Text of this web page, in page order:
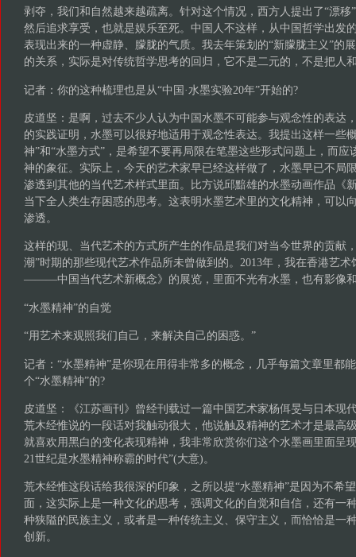
剥夺，我们和自然越来越疏离。针对这个情况，西方人提出了“漂
然后追求享受，也就是娱乐至死。中国人不这样，从中国哲学出发
表现出来的一种虚静、朦胧的气质。我去年策划的“新朦胧主义”的
的关系，实际是对传统哲学思考的回归，它不是二元的，不是把人
记者：你的这种梳理也是从“中国·水墨实验20年”开始的?
皮道坚：是啊，过去不少人认为中国水墨不可能参与观念性的表达
的实践证明，水墨可以很好地适用于观念性表达。我提出这样一些
神”和“水墨方式”，是希望不要再局限在笔墨这些形式问题上，而应
神的象征。实际上，今天的艺术家早已经这样做了，水墨早已不局
渗透到其他的当代艺术样式里面。比方说邱黯雄的水墨动画作品《
当下全人类生存困惑的思考。这表明水墨艺术里的文化精神，可以
渗透。
这样的现、当代艺术的方式所产生的作品是我们对当今世界的贡献
潮”时期的那些现代艺术作品所未曾做到的。2013年，我在香港艺
———中国当代艺术新概念》的展览，里面不光有水墨，也有影像
“水墨精神”的自觉
“用艺术来观照我们自己，来解决自己的困惑。”
记者：“水墨精神”是你现在用得非常多的概念，几乎每篇文章里都
个“水墨精神”的?
皮道坚：《江苏画刊》曾经刊载过一篇中国艺术家杨佴旻与日本现
荒木经惟说的一段话对我触动很大，他说触及精神的艺术才是最高
就喜欢用黑白的变化表现精神，我非常欣赏你们这个水墨画里面呈
21世纪是水墨精神称霸的时代”(大意)。
荒木经惟这段话给我很深的印象，之所以提“水墨精神”是因为不希
面，这实际上是一种文化的思考，强调文化的自觉和自信，还有一
种狭隘的民族主义，或者是一种传统主义、保守主义，而恰恰是一
创新。